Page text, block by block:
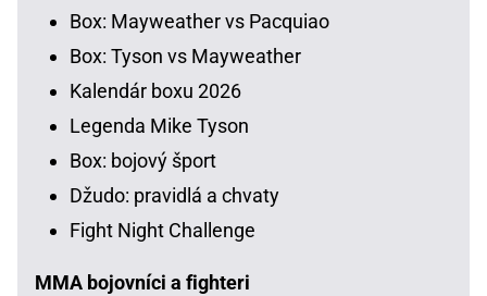
Box: Mayweather vs Pacquiao
Box: Tyson vs Mayweather
Kalendár boxu 2026
Legenda Mike Tyson
Box: bojový šport
Džudo: pravidlá a chvaty
Fight Night Challenge
MMA bojovníci a fighteri